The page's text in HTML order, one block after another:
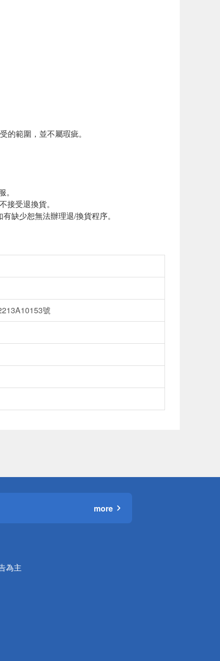
的範圍，並不屬瑕疵。
受退換貨。
缺少恕無法辦理退/換貨程序。
號
more
為主